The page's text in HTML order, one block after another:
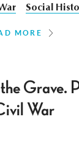
Social
MORE
Grave.
War